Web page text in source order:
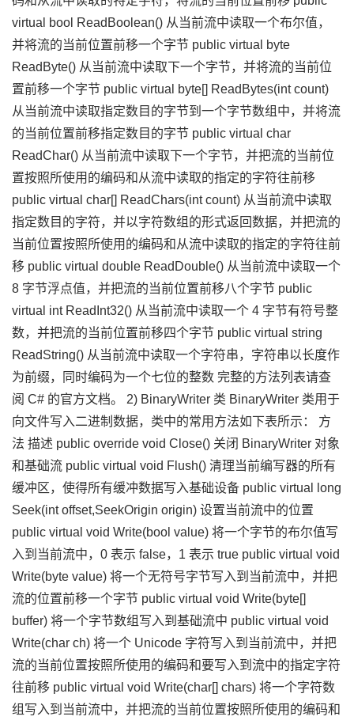
virtual bool ReadBoolean() 从当前流中读取一个布尔值，
并将流的当前位置前移一个字节 public virtual byte
ReadByte() 从当前流中读取下一个字节，并将流的当前位
置前移一个字节 public virtual byte[] ReadBytes(int count)
从当前流中读取指定数目的字节到一个字节数组中，并将流
的当前位置前移指定数目的字节 public virtual char
ReadChar() 从当前流中读取下一个字节，并把流的当前位
置按照所使用的编码和从流中读取的指定的字符往前移
public virtual char[] ReadChars(int count) 从当前流中读取
指定数目的字符，并以字符数组的形式返回数据，并把流的
当前位置按照所使用的编码和从流中读取的指定的字符往前
移 public virtual double ReadDouble() 从当前流中读取一个
8 字节浮点值，并把流的当前位置前移八个字节 public
virtual int ReadInt32() 从当前流中读取一个 4 字节有符号整
数，并把流的当前位置前移四个字节 public virtual string
ReadString() 从当前流中读取一个字符串，字符串以长度作
为前缀，同时编码为一个七位的整数 完整的方法列表请查
阅 C# 的官方文档。 2) BinaryWriter 类 BinaryWriter 类用于
向文件写入二进制数据，类中的常用方法如下表所示： 方
法 描述 public override void Close() 关闭 BinaryWriter 对象
和基础流 public virtual void Flush() 清理当前编写器的所有
缓冲区，使得所有缓冲数据写入基础设备 public virtual long
Seek(int offset,SeekOrigin origin) 设置当前流中的位置
public virtual void Write(bool value) 将一个字节的布尔值写
入到当前流中，0 表示 false，1 表示 true public virtual void
Write(byte value) 将一个无符号字节写入到当前流中，并把
流的位置前移一个字节 public virtual void Write(byte[]
buffer) 将一个字节数组写入到基础流中 public virtual void
Write(char ch) 将一个 Unicode 字符写入到当前流中，并把
流的当前位置按照所使用的编码和要写入到流中的指定字符
往前移 public virtual void Write(char[] chars) 将一个字符数
组写入到当前流中，并把流的当前位置按照所使用的编码和